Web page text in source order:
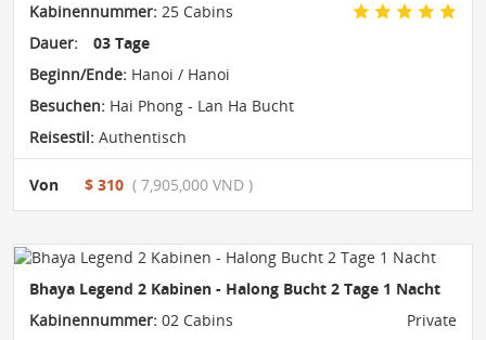
Kabinennummer: 25 Cabins
Dauer:
03 Tage
Beginn/Ende: Hanoi / Hanoi
Besuchen: Hai Phong - Lan Ha Bucht
Reisestil: Authentisch
Von $ 310 ( 7,905,000 VND )
Bhaya Legend 2 Kabinen - Halong Bucht 2 Tage 1 Nacht
Kabinennummer: 02 Cabins Private